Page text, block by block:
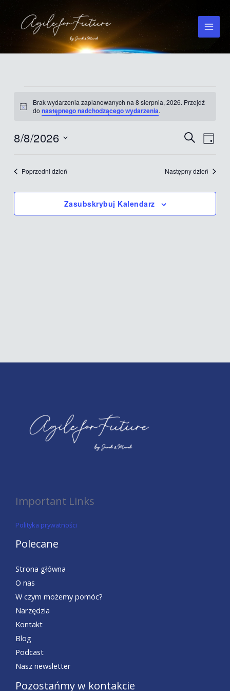
treści
for
sierpnia,
Powiadomienie
Brak wydarzenia zaplanowanych na 8 sierpnia, 2026. Przejdź
donastępnego nadchodzącego wydarzenia.
Wydarzenia
wyszukiwaniu
i
SzukajDzień
8/8/2026
datę.Poprzedni dzień Następny dzień
Zasubskrybuj Kalendarz
Important Links
Polityka prywatności
Polecane
Strona główna
O nas
W czym możemy pomóc?
Narzędzia
Kontakt
Blog
Podcast
Nasz newsletter
Pozostańmy w kontakcie